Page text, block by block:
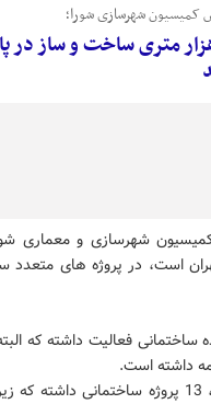
کمیسیون شهرسازی شورا؛
و بفروش اصلاح طلب شورا رکورد ۵۰ هزار متری ساخت
شهرسازی و معماری
است، در پروژه های متعدد
سالاری در سال های اخیر در 13 پرونده ساختمانی فعالیت
داشته است.
وی در دهه اخیر در مناطق 4، 8 و 13 شهرداری تهران، 13 پروژه